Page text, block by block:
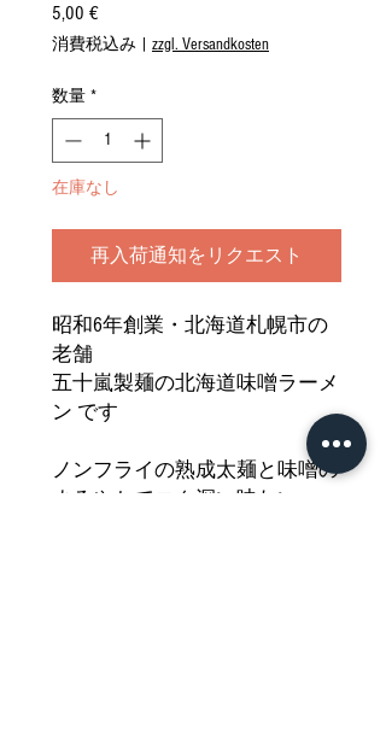
5,00 €価
格
消費税込み zzgl. Versandkosten
数量 *
在庫なし
再入荷通知をリクエスト
昭和6年創業・北海道札幌市の
老舗
五十嵐製麺の北海道味噌ラーメ
ン です
ノンフライの熟成太麺と味噌の
まろやかでコク深い味わい